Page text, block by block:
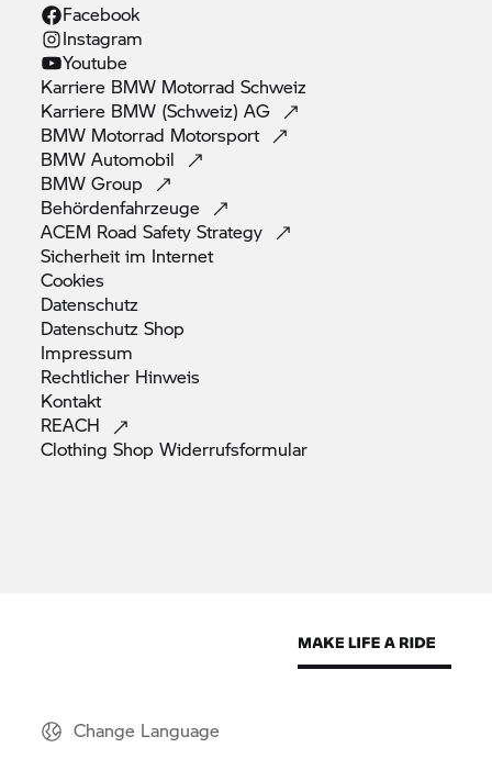
Facebook
Instagram
Youtube
Karriere BMW Motorrad Schweiz
Karriere BMW (Schweiz)AG
BMW Motorrad Motorsport
BMWAutomobil
BMWGroup
Behördenfahrzeuge
ACEM Road SafetyStrategy
Sicherheit im Internet
Cookies
Datenschutz
DatenschutzShop
Impressum
Rechtlicher Hinweis
Kontakt
REACH
Clothing ShopWiderrufsformular
Change Language